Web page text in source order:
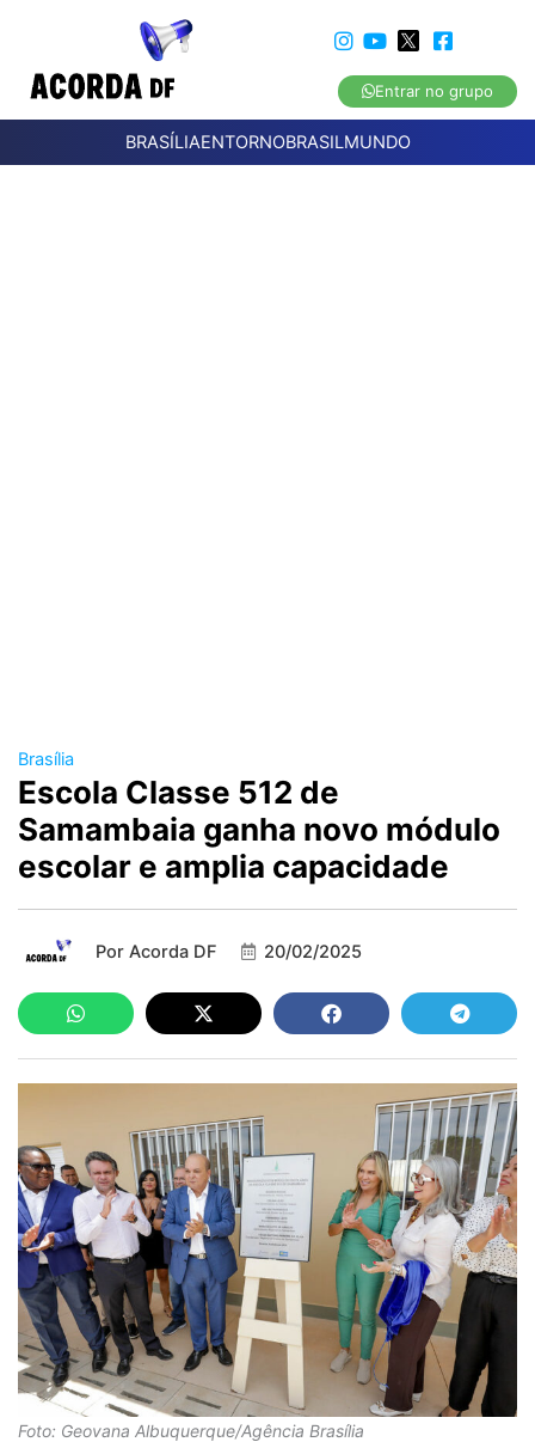
Entrar no grupo
BRASÍLIAENTORNOBRASILMUNDO
Brasília
Escola Classe 512 de
Samambaia ganha novo módulo
escolar e amplia capacidade
Por Acorda DF 20/02/2025
Foto: Geovana Albuquerque/Agência Brasília